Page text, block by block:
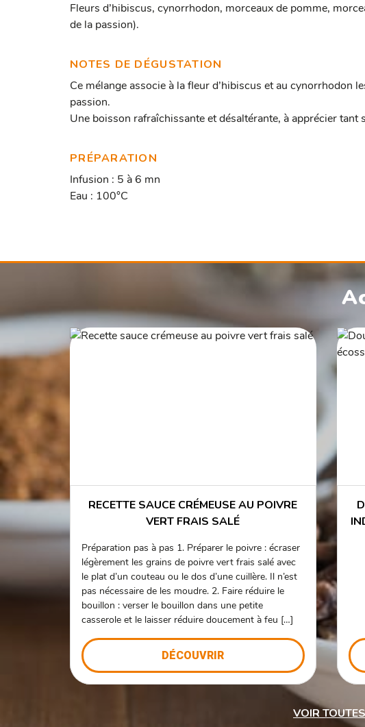
Fleurs d’hibiscus, cynorrhodon, morceaux de pomme,
de la passion).
NOTES DE DÉGUSTATION
Ce mélange associe à la fleur d’hibiscus et au cynorrhodon
passion.
Une boisson rafraîchissante et désaltérante, à apprécier tant
PRÉPARATION
Infusion : 5 à 6 mn
Eau : 100°C
RECETTE SAUCE CRÉMEUSE AU POIVRE
VERT FRAIS SALÉ
Préparation pas à pas 1. Préparer le poivre : écraser
légèrement les grains de poivre vert frais salé avec
le plat d’un couteau ou le dos d’une cuillère. Il n’est
pas nécessaire de les moudre. 2. Faire réduire le
bouillon : verser le bouillon dans une petite
casserole et le laisser réduire doucement à feu […]
DÉCOUVRIR
VOIR